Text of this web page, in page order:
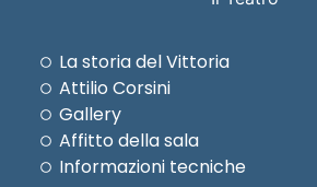
La storia del Vittoria
Attilio Corsini
Gallery
Affitto della sala
Informazioni tecniche